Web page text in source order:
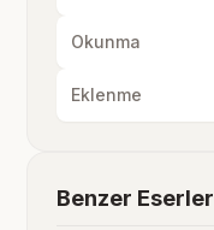
Okunma
Eklenme
Benzer Eserler